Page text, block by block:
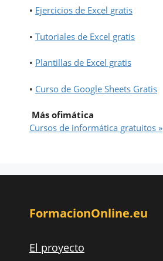
• Ejercicios de Excel gratis
• Tutoriales de Excel gratis
• Plantillas de Excel gratis
• Curso de Google Sheets Gratis
Más ofimática
Cursos de informática gratuitos »
FormacionOnline.eu
El proyecto